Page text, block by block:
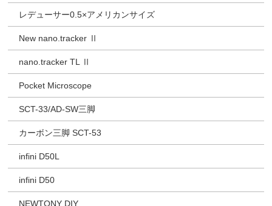
レデューサー0.5×アメリカンサイズ
New nano.tracker Ⅱ
nano.tracker TL Ⅱ
Pocket Microscope
SCT-33/AD-SW三脚
カーボン三脚 SCT-53
infini D50L
infini D50
NEWTONY DIY